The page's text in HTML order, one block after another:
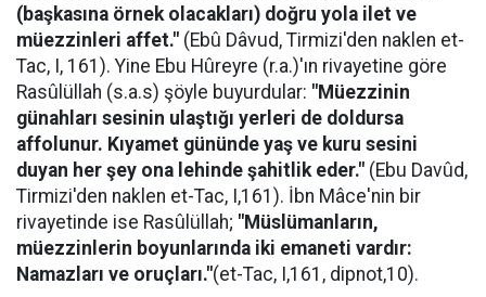
(başkasına örnek olacakları) doğru yola ilet ve
müezzinleri affet." (Ebû Dâvud, Tirmizi'den naklen et-
Tac, I, 161). Yine Ebu Hûreyre (r.a.)'ın rivayetine göre
Rasûlüllah (s.a.s) şöyle buyurdular: "Müezzinin
günahları sesinin ulaştığı yerleri de doldursa
affolunur. Kıyamet gününde yaş ve kuru sesini
duyan her şey ona lehinde şahitlik eder." (Ebu Davûd,
Tirmizi'den naklen et-Tac, I,161). İbn Mâce'nin bir
rivayetinde ise Rasûlüllah; "Müslümanların,
müezzinlerin boyunlarında iki emaneti vardır:
Namazları ve oruçları."(et-Tac, I,161, dipnot,10).